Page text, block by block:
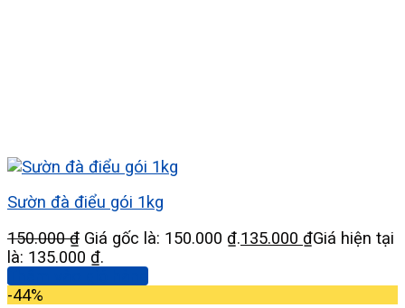
Sườn đà điểu gói 1kg
150.000₫ Giá gốc là: 150.000 ₫.135.000 ₫Giá hiện tại
là: 135.000 ₫.
Thêm vào giỏ hàng
-44%